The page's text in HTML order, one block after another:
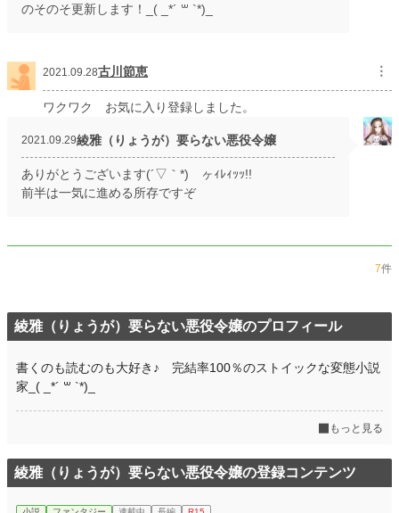
のそのそ更新します！_( _*´ ꒳ `*)_
2021.09.28古川節恵 ︙
ワクワク お気に入り登録しました。
2021.09.29綾雅（りょうが）要らない悪役令嬢
ありがとうございます(´▽｀*)ゞヶｨﾚｨｯｯ!!
前半は一気に進める所存ですぞ
7件
綾雅（りょうが）要らない悪役令嬢のプロフィール
書くのも読むのも大好き♪ 完結率100％のストイックな変態小説
家_( _*´ ꒳ `*)_
もっと見る
綾雅（りょうが）要らない悪役令嬢の登録コンテンツ